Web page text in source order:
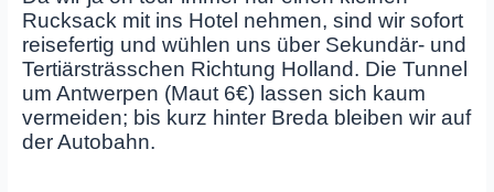
Rucksack mit ins Hotel nehmen, sind wir sofort
reisefertig und wühlen uns über Sekundär- und
Tertiärsträsschen Richtung Holland. Die Tunnel
um Antwerpen (Maut 6€) lassen sich kaum
vermeiden; bis kurz hinter Breda bleiben wir auf
der Autobahn.